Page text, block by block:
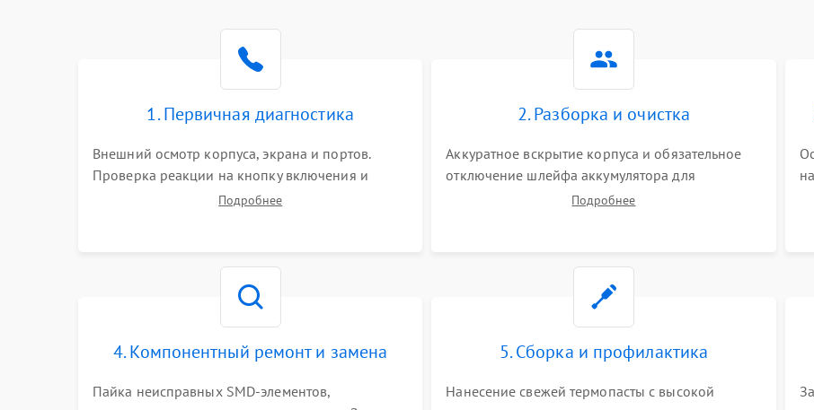
1. Первичная диагностика
Внешний осмотр корпуса, экрана и портов.
Проверка реакции на кнопку включения и
подключение зарядного устройства. Оценка
Подробнее
2. Разборка и очистка
Аккуратное вскрытие корпуса и обязательное
отключение шлейфа аккумулятора для
обесточивания платы. Демонтаж системы
Подробнее
4. Компонентный ремонт и замена
Пайка неисправных SMD-элементов,
5. Сборка и профилактика
Нанесение свежей термопасты с высокой